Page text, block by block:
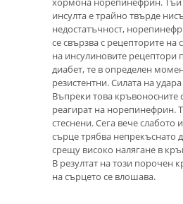
инсулта е трайно твърде
недостатъчност,
се свързва с рецепторите
на инсулиновите рецептори
диабет, те в определен
резистентни. Силата на
Въпреки това кръвоносните
реагират на норепинефрин.
стеснени. Сега вече слабото
сърце трябва непрекъснато
срещу високо налягане в
В резултат на този порочен
на сърцето се влошава.